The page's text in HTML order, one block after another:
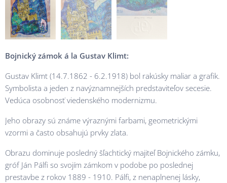
Bojnický zámok á la Gustav Klimt:
Gustav Klimt (14.7.1862 - 6.2.1918) bol rakúsky maliar a grafik.
Symbolista a jeden z navýznamnejších predstaviteľov secesie.
Vedúca osobnosť viedenského modernizmu.
Jeho obrazy sú známe výraznými farbami, geometrickými
vzormi a často obsahujú prvky zlata.
Obrazu dominuje posledný šľachtický majiteľ Bojnického zámku,
gróf Ján Pálfi so svojím zámkom v podobe po poslednej
prestavbe z rokov 1889 - 1910. Pálfi, z nenaplnenej lásky,